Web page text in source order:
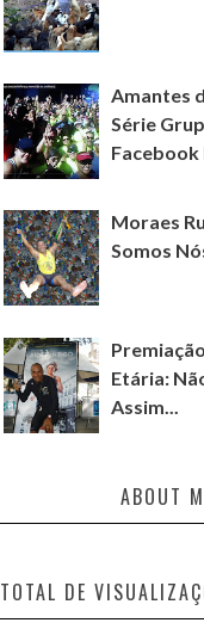
Amantes
Série
Facebook
Moraes
Somos
Etária:
Assim...
ABOUT
TOTAL DE